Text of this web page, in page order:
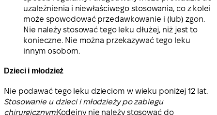
uzależnienia i niewłaściwego stosowania, co z kolei
może spowodować przedawkowanie i (lub) zgon.
Nie należy stosować tego leku dłużej, niż jest to
konieczne. Nie można przekazywać tego leku
innym osobom.
Dzieci i młodzież
Nie podawać tego leku dzieciom w wieku poniżej 12 lat.
Stosowanie u dzieci i młodzieży po zabiegu
chirurgicznym:Kodeiny nie należy stosować do